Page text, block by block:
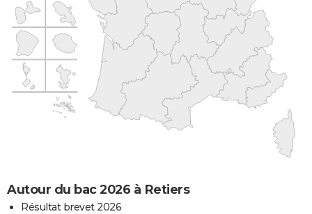
Autour du bac 2026 à Retiers
Résultat brevet 2026